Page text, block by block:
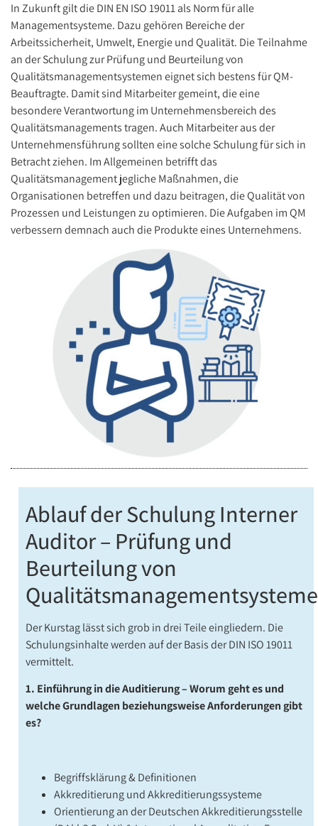
In Zukunft gilt die DIN EN ISO 19011 als Norm für alle
Managementsysteme. Dazu gehören Bereiche der
Arbeitssicherheit, Umwelt, Energie und Qualität. Die Teilnahme
an der Schulung zur Prüfung und Beurteilung von
Qualitätsmanagementsystemen eignet sich bestens für QM-
Beauftragte. Damit sind Mitarbeiter gemeint, die eine
besondere Verantwortung im Unternehmensbereich des
Qualitätsmanagements tragen. Auch Mitarbeiter aus der
Unternehmensführung sollten eine solche Schulung für sich in
Betracht ziehen. Im Allgemeinen betrifft das
Qualitätsmanagement jegliche Maßnahmen, die
Organisationen betreffen und dazu beitragen, die Qualität von
Prozessen und Leistungen zu optimieren. Die Aufgaben im QM
verbessern demnach auch die Produkte eines Unternehmens.
Ablauf der Schulung Interner
Auditor – Prüfung und
Beurteilung von
Der Kurstag lässt sich grob in drei Teile eingliedern. Die
Schulungsinhalte werden auf der Basis der DIN ISO 19011
vermittelt.
1. Einführung in die Auditierung – Worum geht es und
welche Grundlagen beziehungsweise Anforderungen gibt
es?
Begriffsklärung & Definitionen
Akkreditierung und Akkreditierungssysteme
Orientierung an der Deutschen Akkreditierungsstelle